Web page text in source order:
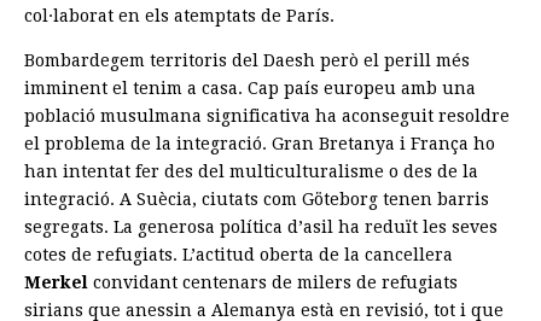
col·laborat en els atemptats de París.
Bombardegem territoris del Daesh però el perill més
imminent el tenim a casa. Cap país europeu amb una
població musulmana significativa ha aconseguit resoldre
el problema de la integració. Gran Bretanya i França ho
han intentat fer des del multiculturalisme o des de la
integració. A Suècia, ciutats com Göteborg tenen barris
segregats. La generosa política d’asil ha reduït les seves
cotes de refugiats. L’actitud oberta de la cancellera
Merkel convidant centenars de milers de refugiats
sirians que anessin a Alemanya està en revisió, tot i que